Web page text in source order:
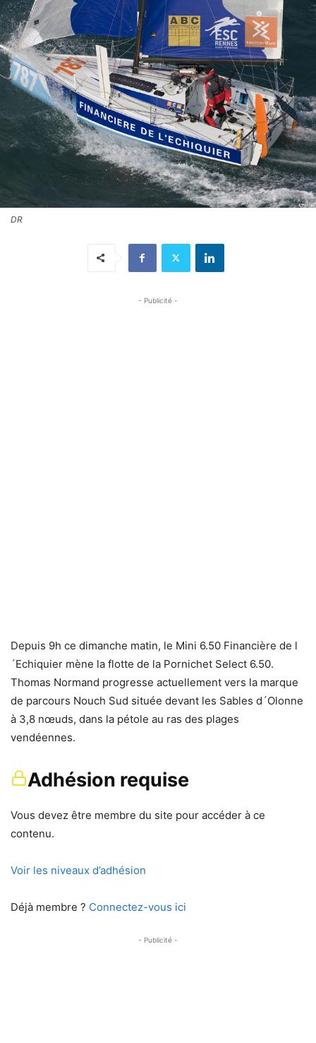
DR
- Publicité -
Depuis 9h ce dimanche matin, le Mini 6.50 Financière de l
´Echiquier mène la flotte de la Pornichet Select 6.50.
Thomas Normand progresse actuellement vers la marque
de parcours Nouch Sud située devant les Sables d´Olonne
à 3,8 nœuds, dans la pétole au ras des plages
vendéennes.
Adhésion requise
Vous devez être membre du site pour accéder à ce
contenu.
Voir les niveaux d’adhésion
Déjà membre ? Connectez-vous ici
- Publicité -